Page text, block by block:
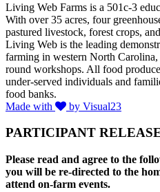
Living Web Farms is a 501c-3
With over 35 acres, four
pastured livestock, forest crops,
Living Web is the leading
farming in western North
round workshops. All food
under-served individuals and
food banks.
Made with
by Visual23
PARTICIPANT
Please read and agree to the
you will be re-directed to the
attend on-farm events.